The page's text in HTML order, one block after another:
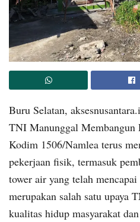
Buru Selatan,
TNI Manunggal
Kodim 1506/Namlea terus
pekerjaan fisik, termasuk
tower air yang telah
merupakan salah satu upaya
kualitas hidup masyarakat